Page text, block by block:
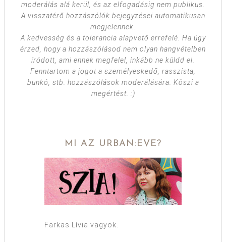
moderálás alá kerül, és az elfogadásig nem publikus.
A visszatérő hozzászólók bejegyzései automatikusan
megjelennek.
A kedvesség és a tolerancia alapvető errefelé. Ha úgy
érzed, hogy a hozzászólásod nem olyan hangvételben
íródott, ami ennek megfelel, inkább ne küldd el.
Fenntartom a jogot a személyeskedő, rasszista,
bunkó, stb. hozzászólások moderálására. Köszi a
megértést. :)
MI AZ URBAN:EVE?
Farkas Lívia vagyok.